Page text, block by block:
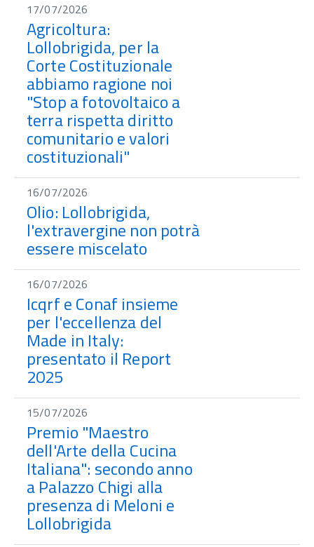
17/07/2026
Agricoltura:
Lollobrigida, per la
Corte Costituzionale
abbiamo ragione noi
"Stop a fotovoltaico a
terra rispetta diritto
comunitario e valori
costituzionali"
16/07/2026
Olio: Lollobrigida,
l'extravergine non potrà
essere miscelato
16/07/2026
Icqrf e Conaf insieme
per l'eccellenza del
Made in Italy:
presentato il Report
2025
15/07/2026
Premio "Maestro
dell'Arte della Cucina
Italiana": secondo anno
a Palazzo Chigi alla
presenza di Meloni e
Lollobrigida